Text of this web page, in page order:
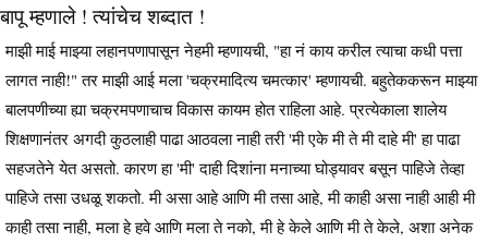
बापू म्हणाले ! त्यांचेच शब्दात !
माझी माई माझ्या लहानपणापासून नेहमी म्हणायची, "हा नं काय करील त्याचा कधी पत्ता
लागत नाही!" तर माझी आई मला 'चक्रमादित्य चमत्कार' म्हणायची. बहुतेककरून माझ्या
बालपणीच्या ह्या चक्रमपणाचाच विकास कायम होत राहिला आहे. प्रत्येकाला शालेय
शिक्षणानंतर अगदी कुठलाही पाढा आठवला नाही तरी 'मी एके मी ते मी दाहे मी' हा पाढा
सहजतेने येत असतो. कारण हा 'मी' दाही दिशांना मनाच्या घोड्यावर बसून पाहिजे तेव्हा
पाहिजे तसा उधळू शकतो. मी असा आहे आणि मी तसा आहे, मी काही असा नाही आही मी
काही तसा नाही, मला हे हवे आणि मला ते नको, मी हे केले आणि मी ते केले, अशा अनेक